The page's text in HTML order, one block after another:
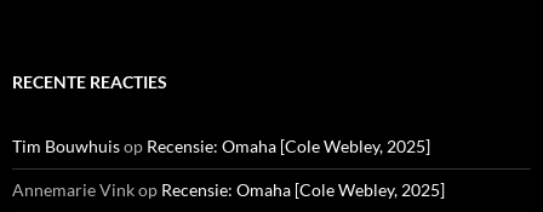
RECENTE REACTIES
Tim Bouwhuisop Recensie: Omaha [Cole Webley, 2025]
Annemarie Vinkop Recensie: Omaha [Cole Webley, 2025]